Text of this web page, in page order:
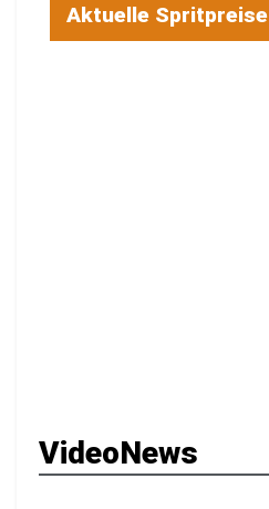
Aktuelle Spritpreise
VideoNews